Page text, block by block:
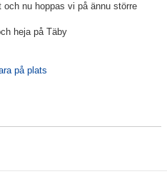
nu hoppas vi på ännu större
heja på Täby
på plats